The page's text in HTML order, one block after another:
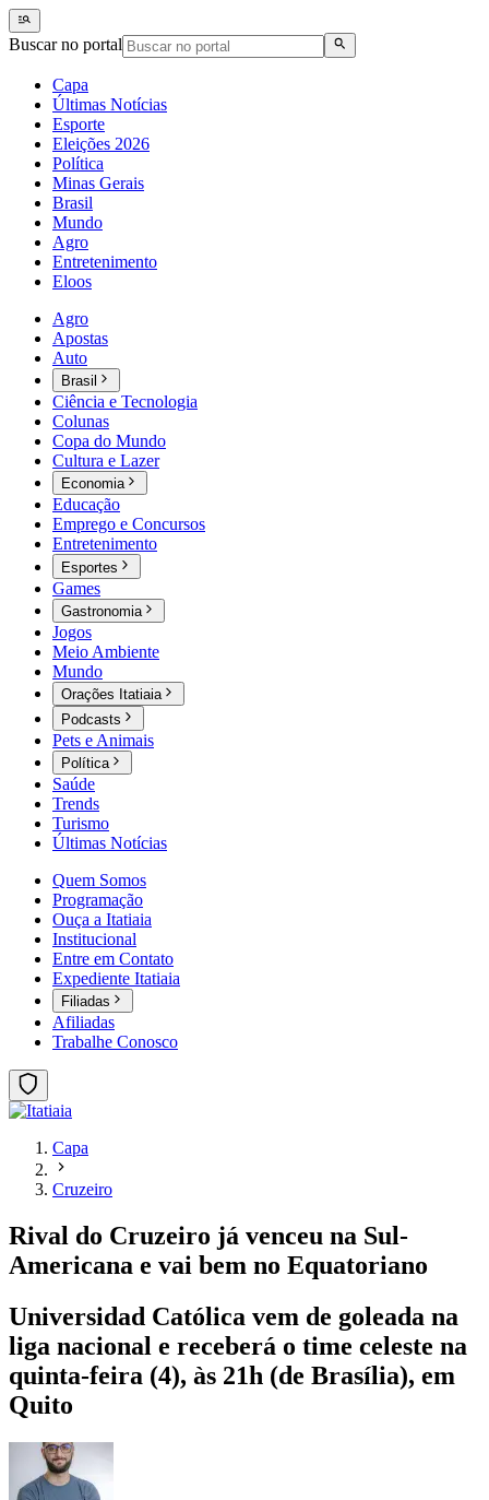
Buscar no portal
Capa
Últimas Notícias
Esporte
Eleições 2026
Política
Minas Gerais
Brasil
Mundo
Agro
Entretenimento
Eloos
Agro
Apostas
Auto
Brasil
Ciência e Tecnologia
Colunas
Copa do Mundo
Cultura e Lazer
Economia
Educação
Emprego e Concursos
Entretenimento
Esportes
Games
Gastronomia
Jogos
Meio Ambiente
Mundo
Orações Itatiaia
Podcasts
Pets e Animais
Política
Saúde
Trends
Turismo
Últimas Notícias
Quem Somos
Programação
Ouça a Itatiaia
Institucional
Entre em Contato
Expediente Itatiaia
Filiadas
Afiliadas
Trabalhe Conosco
Capa
Cruzeiro
Rival do Cruzeiro já venceu na Sul-
Americana e vai bem no Equatoriano
Universidad Católica vem de goleada na
liga nacional e receberá o time celeste na
quinta-feira (4), às 21h (de Brasília), em
Quito